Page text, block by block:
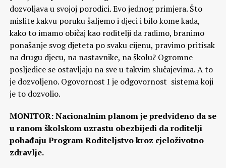
dozvoljava u svojoj porodici. Evo jednog primjera. Što
mislite kakvu poruku šaljemo i djeci i bilo kome kada,
kako to imamo običaj kao roditelji da radimo, branimo
ponašanje svog djeteta po svaku cijenu, pravimo pritisak
na drugu djecu, na nastavnike, na školu? Ogromne
posljedice se ostavljaju na sve u takvim slučajevima. A to
je dozvoljeno. Ogovornost I je odgovornost sistema koji
je to dozvolio.
MONITOR: Nacionalnim planom je predviđeno da se
u ranom školskom uzrastu obezbijedi da roditelji
pohađaju Program Roditeljstvo kroz cjeloživotno
zdravlje.